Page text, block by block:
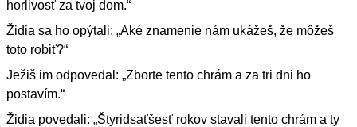
horlivosť za tvoj dom.“
Židia sa ho opýtali: „Aké znamenie nám ukážeš, že môžeš
toto robiť?“
Ježiš im odpovedal: „Zborte tento chrám a za tri dni ho
postavím.“
Židia povedali: „Štyridsaťšesť rokov stavali tento chrám a ty